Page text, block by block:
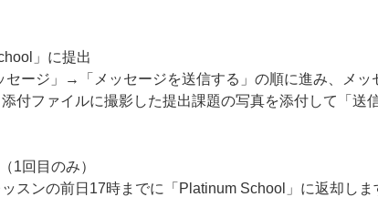
」に提出
セージ」→「メッセージを送信する」の順に進み、メッ
付ファイルに撮影した提出課題の写真を添付して「送
1回目のみ）
スンの前日17時までに「Platinum School」に返却しま